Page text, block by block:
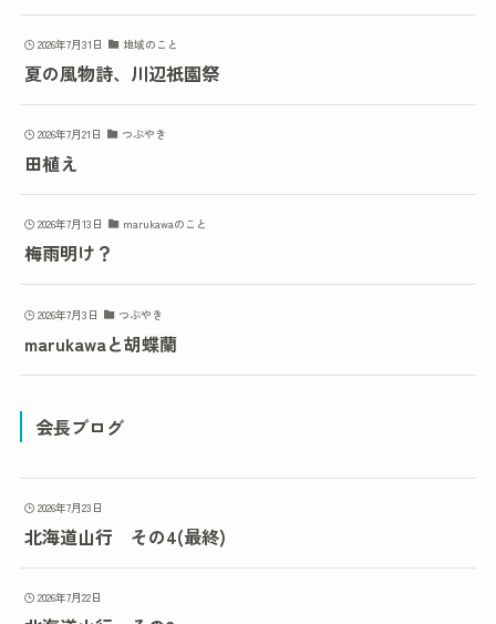
2026年7月31日 地域のこと
夏の風物詩、川辺祇園祭
2026年7月21日 つぶやき
田植え
2026年7月13日 marukawaのこと
梅雨明け？
2026年7月3日 つぶやき
marukawaと胡蝶蘭
会長ブログ
2026年7月23日
北海道山行 その4(最終)
2026年7月22日